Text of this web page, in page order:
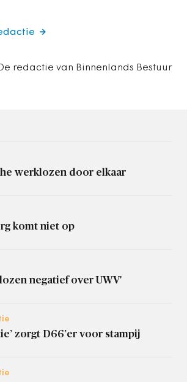
De redactie van Binnenlands Bestuur
werklozen door elkaar
komt niet op
negatief over UWV'
zorgt D66’er voor stampij